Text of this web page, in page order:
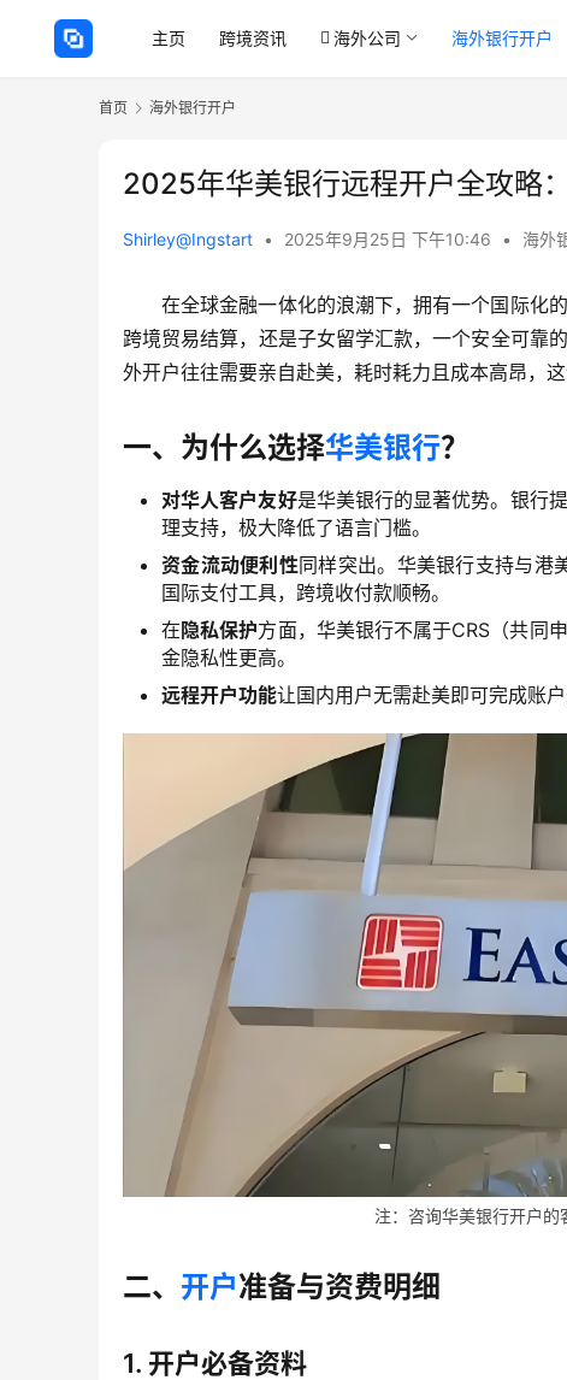
主页 跨境资讯 海外公司 海外银行开户
首页 海外银行开户
2025年华美银行远程开户全攻略
Shirley@Ingstart • 2025年9月25日 下午10:46 • 海外
在全球金融一体化的浪潮下，拥有一个国际化
跨境贸易结算，还是子女留学汇款，一个安全可靠
外开户往往需要亲自赴美，耗时耗力且成本高昂，
一、为什么选择华美银行？
对华人客户友好是华美银行的显著优势。银行
理支持，极大降低了语言门槛。
资金流动便利性同样突出。华美银行支持与港
国际支付工具，跨境收付款顺畅。
在隐私保护方面，华美银行不属于CRS（共同
金隐私性更高。
远程开户功能让国内用户无需赴美即可完成账
注：咨询华美银行开户
二、 开户准备与资费明细
1. 开户必备资料